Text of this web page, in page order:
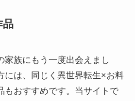
品
家族にもう一度出会えまし
には、同じく異世界転生×お料
もおすすめです。当サイトで